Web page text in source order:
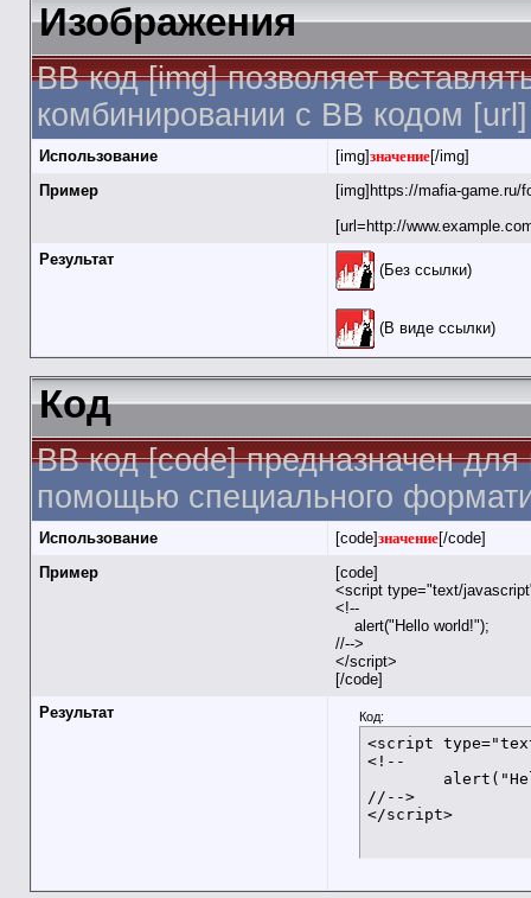
Изображения
BB код [img] позволяет
комбинировании с BB кодом
Использование [img]значение[/img]
Пример
[img]https://mafia-game.ru/
[url=http://
Результат
(Без ссылки)
(В виде ссылки)
Код
BB код [code] предназначен
помощью специального
Использование [code]значение[/code]
Пример
[code]
<script type="text/
<!--
alert("Hello world!");
//-->
</script>
[/code]
Результат
Код:
<script
<!--
//-->
</script>